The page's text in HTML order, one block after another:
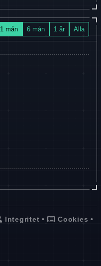
1 mån 6 mån 1 år Alla
Integritet • Cookies •